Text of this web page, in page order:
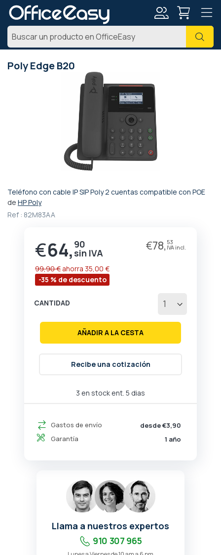
Poly Edge B20
Teléfono con cable IP SIP Poly 2 cuentas compatible con POE
de HP Poly
Ref : 82M83AA
Precio
especial
€64, 90 €78, 53
-35 % de descuento
99,90 € ahorra 35,00 €
3 en stock ent. 5 dias
Gastos de envío
desde €3,90
Garantía
1 año
CANTIDAD
AÑADIR A LA CESTA
Recibe una cotización
Saltar
al
comienzo
imágenes
Llama a nuestros expertos
910 307 965